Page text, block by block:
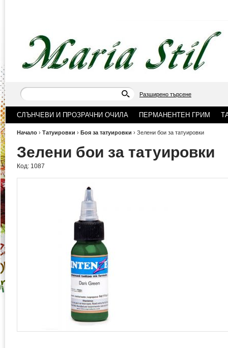
Разширено търсене
СЛЪНЧЕВИ И ПРОЗРАЧНИ ОЧИЛА ПЕРМАНЕНТЕН ГРИМ
Начало › Татуировки › Боя за татуировки › Зелени бои за татуировки
Зелени бои за татуировки
Код: 1087